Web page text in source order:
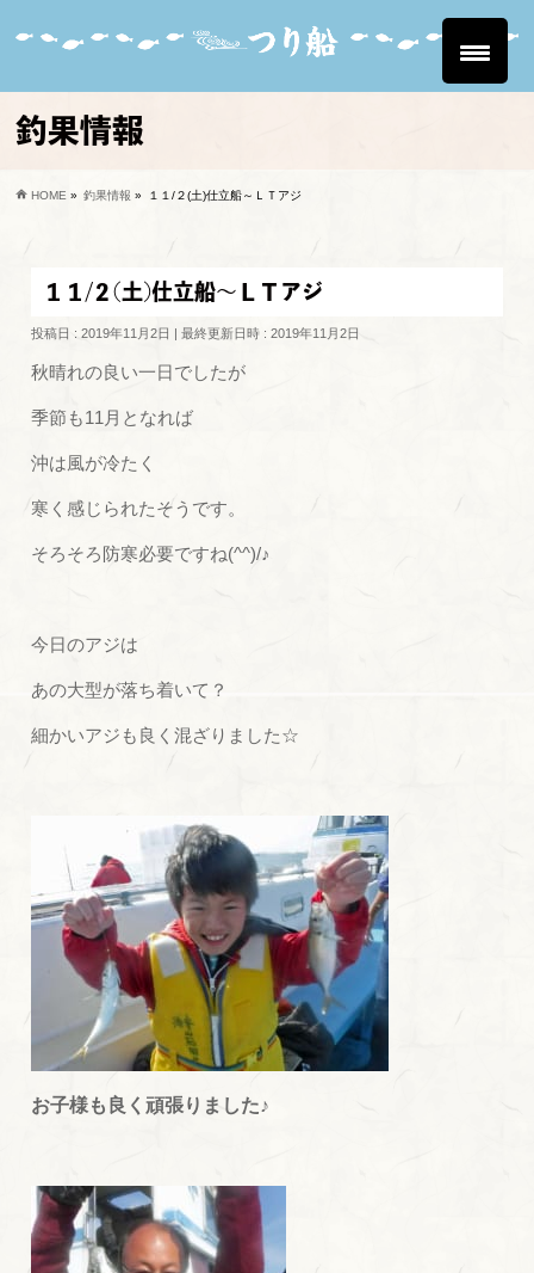
釣果情報
HOME » 釣果情報 » １１/２(土)仕立船～ＬＴアジ
１１/２(土)仕立船～ＬＴアジ
投稿日 : 2019年11月2日 最終更新日時 : 2019年11月2日
秋晴れの良い一日でしたが
季節も11月となれば
沖は風が冷たく
寒く感じられたそうです。
そろそろ防寒必要ですね(^^)/♪
今日のアジは
あの大型が落ち着いて？
細かいアジも良く混ざりました☆
お子様も良く頑張りました♪